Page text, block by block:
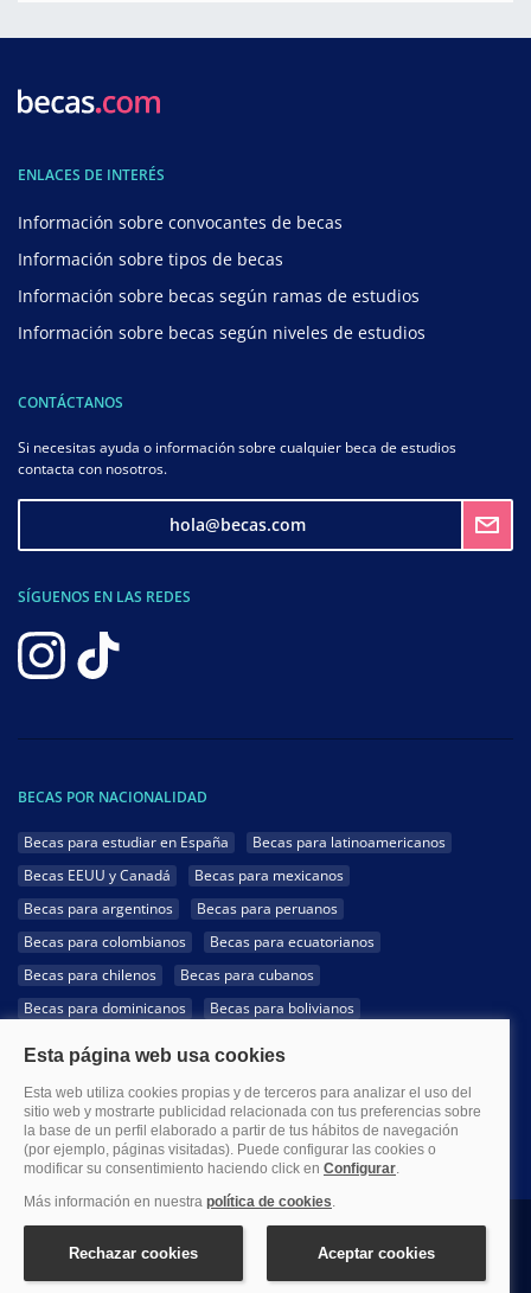
ENLACES DE INTERÉS
Información sobre convocantes de becas
Información sobre tipos de becas
Información sobre becas según ramas de estudios
Información sobre becas según niveles de estudios
CONTÁCTANOS
Si necesitas ayuda o información sobre cualquier beca de estudios
contacta con nosotros.
hola@becas.com
SÍGUENOS EN LAS REDES
BECAS POR NACIONALIDAD
Becas para estudiar en España
Becas para latinoamericanos
Becas EEUU y Canadá
Becas para mexicanos
Becas para argentinos
Becas para peruanos
Becas para colombianos
Becas para ecuatorianos
Becas para chilenos
Becas para cubanos
Becas para dominicanos
Becas para bolivianos
Becas para hondureños
Becas para paraguayos
Becas para uruguayos
Becas para salvadoreños
1999-2026 Becas.com @Todos los derechos reservados